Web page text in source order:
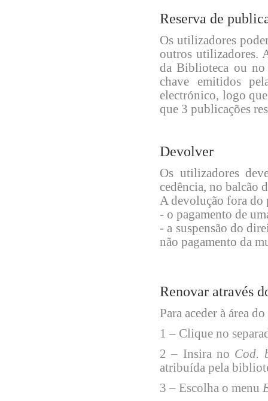
Reserva de
Os utilizadores
outros utilizadores.
da Biblioteca ou
chave emitidos
electrónico, logo
que 3 publicações
Devolver
Os utilizadores
cedência, no balcão
A devolução fora do
- o pagamento de
- a suspensão do
não pagamento da
Renovar através
Para aceder à área
1 – Clique no
2 – Insira no Cod.
atribuída pela
3 – Escolha o menu